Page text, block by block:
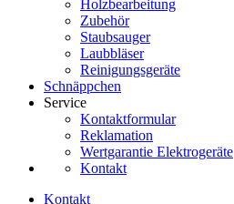
Holzbearbeitung
Zubehör
Staubsauger
Laubbläser
Reinigungsgeräte
Schnäppchen
Service
Kontaktformular
Reklamation
Wertgarantie Elektrogeräte
Kontakt
Kontakt